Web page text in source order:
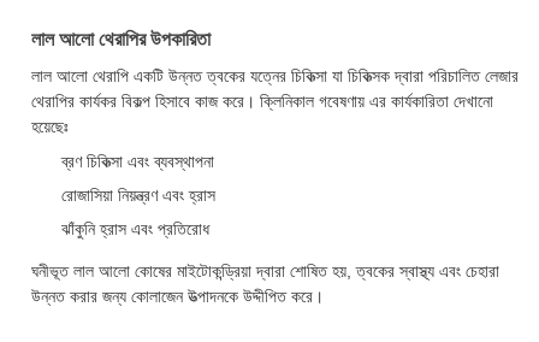
লাল আলো থেরাপির উপকারিতা
লাল আলো থেরাপি একটি উন্নত ত্বকের যত্নের চিকিত্সা যা চিকিত্সক দ্বারা পরিচালিত লেজার
থেরাপির কার্যকর বিকল্প হিসাবে কাজ করে। ক্লিনিকাল গবেষণায় এর কার্যকারিতা দেখানো
হয়েছেঃ
ব্রণ চিকিত্সা এবং ব্যবস্থাপনা
রোজাসিয়া নিয়ন্ত্রণ এবং হ্রাস
ঝাঁকুনি হ্রাস এবং প্রতিরোধ
ঘনীভূত লাল আলো কোষের মাইটোকন্ড্রিয়া দ্বারা শোষিত হয়, ত্বকের স্বাস্থ্য এবং চেহারা
উন্নত করার জন্য কোলাজেন উত্পাদনকে উদ্দীপিত করে।